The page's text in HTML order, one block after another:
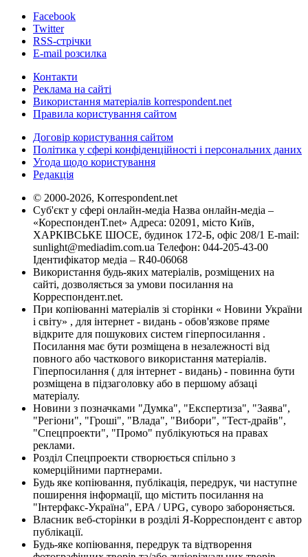
Facebook
Twitter
RSS-стрічки
E-mail розсилка
Контакти
Реклама на сайті
Використання матеріалів korrespondent.net
Правила користування сайтом
Договір користування сайтом
Політика у сфері конфіденційності і персональних даних
Угода щодо користування
Редакція
© 2000-2026, Korrespondent.net
Суб'єкт у сфері онлайн-медіа Назва онлайн-медіа –
«КореспонденТ.net» Адреса: 02091, місто Київ,
ХАРКІВСЬКЕ ШОСЕ, будинок 172-Б, офіс 208/1 E-mail:
sunlight@mediadim.com.ua Телефон: 044-205-43-00
Ідентифікатор медіа – R40-06068
Використання будь-яких матеріалів, розміщених на
сайті, дозволяється за умови посилання на
Корреспондент.net.
При копіюванні матеріалів зі сторінки « Новини України
і світу» , для інтернет - видань - обов'язкове пряме
відкрите для пошукових систем гіперпосилання .
Посилання має бути розміщена в незалежності від
повного або часткового використання матеріалів.
Гіперпосилання ( для інтернет - видань) - повинна бути
розміщена в підзаголовку або в першому абзаці
матеріалу.
Новини з позначками "Думка", "Експертиза", "Заява",
"Регіони", "Гроші", "Влада", "Вибори", "Тест-драйв",
"Спецпроекти", "Промо" публікуються на правах
реклами.
Розділ Спецпроекти створюється спільно з
комерційними партнерами.
Будь яке копіювання, публікація, передрук, чи наступне
поширення інформації, що містить посилання на
"Інтерфакс-Україна", EPA / UPG, суворо забороняється.
Власник веб-сторінки в розділі Я-Корреспондент є автор
публікації.
Будь-яке копіювання, передрук та відтворення